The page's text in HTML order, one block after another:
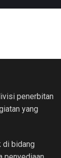
penerbitan
yang
di bidang